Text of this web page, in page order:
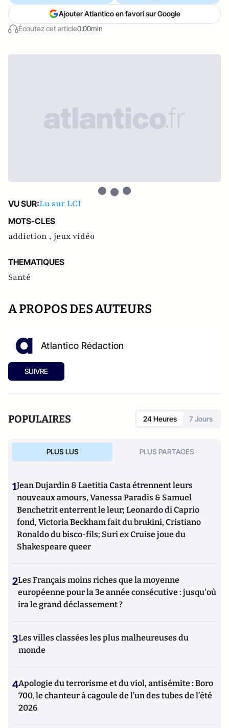
Écoutez cet article0:00min
Ajouter Atlantico en favori sur Google
VU SUR:Lu sur LCI
MOTS-CLES
addiction , jeux vidéo
THEMATIQUES
Santé
A PROPOS DES AUTEURS
Atlantico Rédaction
SUIVRE
POPULAIRES 24 Heures 7 Jours
PLUS LUS PLUS PARTAGES
1Jean Dujardin & Laetitia Casta étrennent leurs
nouveaux amours, Vanessa Paradis & Samuel
Benchetrit enterrent le leur; Leonardo di Caprio
fond, Victoria Beckham fait du brukini, Cristiano
Ronaldo du bisco-fils; Suri ex Cruise joue du
Shakespeare queer
2Les Français moins riches que la moyenne
européenne pour la 3e année consécutive : jusqu'où
ira le grand déclassement ?
3Les villes classées les plus malheureuses du
monde
4Apologie du terrorisme et du viol, antisémite : Boro
700, le chanteur à cagoule de l’un des tubes de l’été
2026